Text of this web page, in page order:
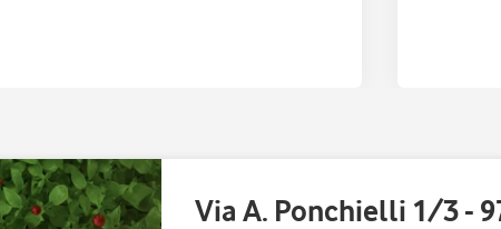
Via A. Ponchielli 1/3 -